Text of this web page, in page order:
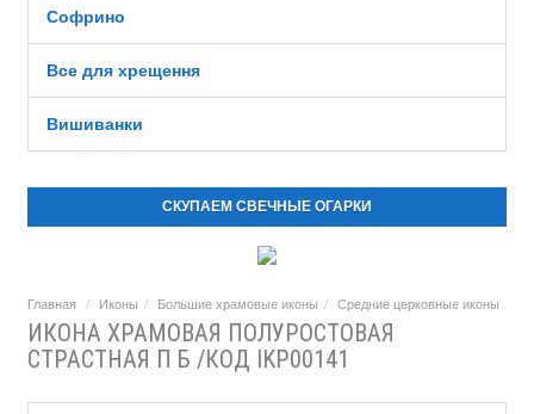
Софрино
Все для хрещення
Вишиванки
СКУПАЕМ СВЕЧНЫЕ ОГАРКИ
Главная Иконы Большие храмовые иконы Средние церковные иконы
ИКОНА ХРАМОВАЯ ПОЛУРОСТОВАЯ
СТРАСТНАЯ П Б /КОД IKP00141